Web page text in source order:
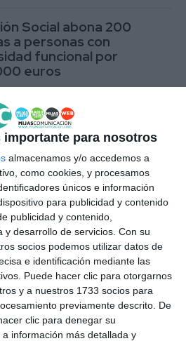
importante para nosotros
almacenamos y/o accedemos a
como cookies, y procesamos
únicos e información
para publicidad y contenido
publicidad y contenido,
y desarrollo de servicios. Con su
socios podemos utilizar datos de
e identificación mediante las
Puede hacer clic para otorgarnos
y a nuestros 1733 socios para
previamente descrito. De
clic para denegar su
información más detallada y
Social abona 200
a personas con
funcional por
euros
Idiliq dona más de
a una asociación
a la diversidad
al PSOE de la
de una ayuda a la
por una norma “mal
us to understand,
and love our seas